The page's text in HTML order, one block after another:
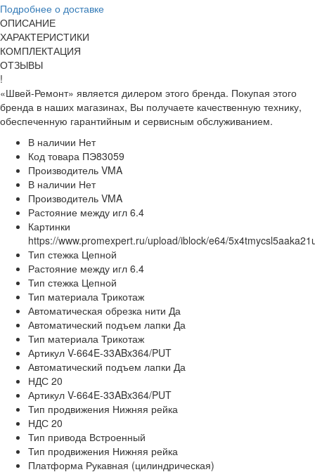
Подробнее о доставке
ОПИСАНИЕ
ХАРАКТЕРИСТИКИ
КОМПЛЕКТАЦИЯ
ОТЗЫВЫ
!
«Швей-Ремонт» является дилером этого бренда. Покупая этого
бренда в наших магазинах, Вы получаете качественную технику,
обеспеченную гарантийным и сервисным обслуживанием.
В наличии Нет
Код товара ПЭ83059
Производитель VMA
В наличии Нет
Производитель VMA
Растояние между игл 6.4
Картинки
https://www.promexpert.ru/upload/iblock/e64/
Тип стежка Цепной
Растояние между игл 6.4
Тип стежка Цепной
Тип материала Трикотаж
Автоматическая обрезка нити Да
Автоматический подъем лапки Да
Тип материала Трикотаж
Артикул V-664E-33ABx364/PUT
Автоматический подъем лапки Да
НДС 20
Артикул V-664E-33ABx364/PUT
Тип продвижения Нижняя рейка
НДС 20
Тип привода Встроенный
Тип продвижения Нижняя рейка
Платформа Рукавная (цилиндрическая)